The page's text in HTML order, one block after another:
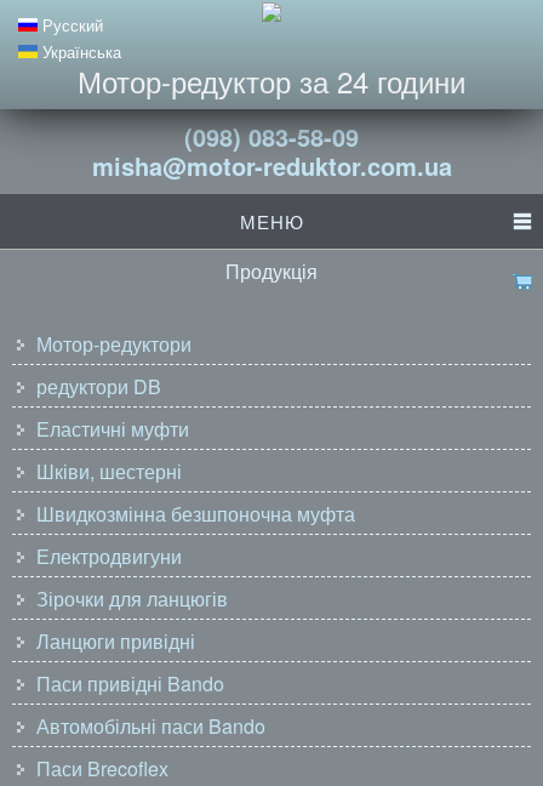
Русский
Українська
Мотор-редуктор за 24 години
(098) 083-58-09
misha@motor-reduktor.com.ua
МЕНЮ
Продукція
Мотор-редуктори
редуктори DB
Еластичні муфти
Шківи, шестерні
Швидкозмінна безшпоночна муфта
Електродвигуни
Зірочки для ланцюгів
Ланцюги привідні
Паси привідні Bando
Автомобільні паси Bando
Паси Brecoflex